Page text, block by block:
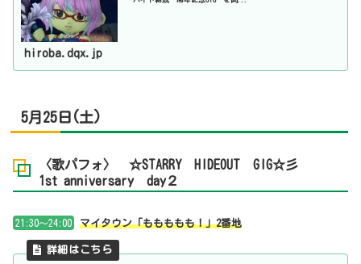
hiroba.dqx.jp
5月25日(土)
〈歌パフォ〉 ☆STARRY HIDEOUT GIG☆彡
1st anniversary day２
21:30～24:00 マイタウン「ももももも！」2番地